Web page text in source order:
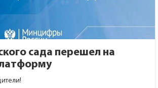
сада перешел на